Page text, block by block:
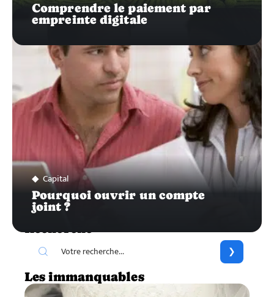
Comprendre le paiement par
empreinte digitale
Capital
Pourquoi ouvrir un compte
joint ?
Recherche
Les immanquables